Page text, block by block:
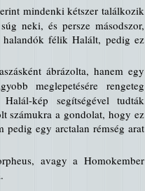
mindenki kétszer találkozik
neki, és persze másodszor,
félik Halált, pedig ez
ábrázolta, hanem egy
meglepetésére rengeteg
kép segítségével tudták
számukra a gondolat, hogy ez
egy arctalan rémség arat
avagy a Homokember